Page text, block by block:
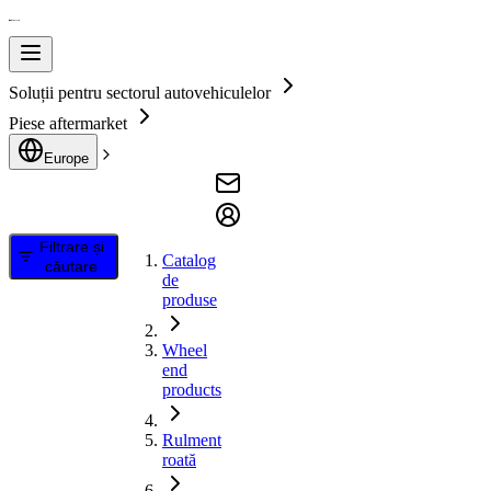
Soluții pentru sectorul autovehiculelor
Piese aftermarket
Europe
Filtrare și
căutare
Catalog
de
produse
Wheel
end
products
Rulment
roată